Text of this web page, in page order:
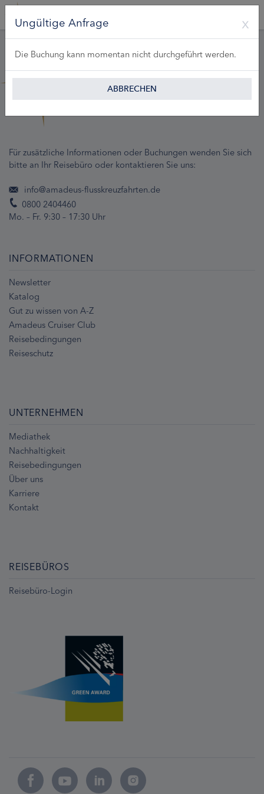
Ungültige Anfrage
Die Buchung kann momentan nicht durchgeführt werden.
ABBRECHEN
Für zusätzliche Informationen oder Buchungen wenden Sie sich
bitte an Ihr Reisebüro oder kontaktieren Sie uns:
info@amadeus-flusskreuzfahrten.de
0800 2404460
Mo. – Fr. 9:30 – 17:30 Uhr
INFORMATIONEN
Newsletter
Katalog
Gut zu wissen von A-Z
Amadeus Cruiser Club
Reisebedingungen
Reiseschutz
UNTERNEHMEN
Mediathek
Nachhaltigkeit
Reisebedingungen
Über uns
Karriere
Kontakt
REISEBÜROS
Reisebüro-Login